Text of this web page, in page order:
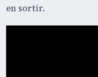
en sortir.